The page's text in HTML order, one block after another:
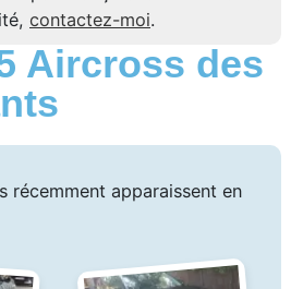
contactez-moi.
Aircross des
récemment apparaissent en